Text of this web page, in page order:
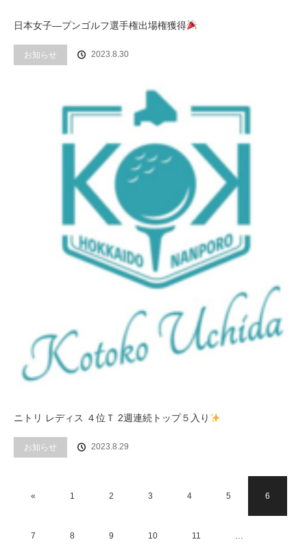
日本女子―プンゴルフ選手権出場権獲得
お知らせ 2023.8.30
ニトリ レディス ４位Ｔ 2週連続トップ５入り
お知らせ 2023.8.29
« 1 2 3 4 5 6
7 8 9 10 11 …